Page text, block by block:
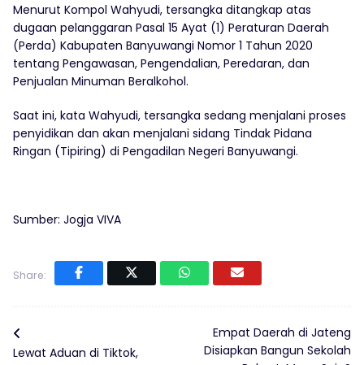
Menurut Kompol Wahyudi, tersangka ditangkap atas
dugaan pelanggaran Pasal 15 Ayat (1) Peraturan Daerah
(Perda) Kabupaten Banyuwangi Nomor 1 Tahun 2020
tentang Pengawasan, Pengendalian, Peredaran, dan
Penjualan Minuman Beralkohol.
Saat ini, kata Wahyudi, tersangka sedang menjalani proses
penyidikan dan akan menjalani sidang Tindak Pidana
Ringan (Tipiring) di Pengadilan Negeri Banyuwangi.
Sumber: Jogja VIVA
Share:
Lewat Aduan di Tiktok,
Empat Daerah di Jateng
Disiapkan Bangun Sekolah